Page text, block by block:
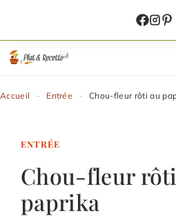
contenu
Accueil - Entrée - Chou-fleur rôti au
ENTRÉE
Chou-fleur
paprika